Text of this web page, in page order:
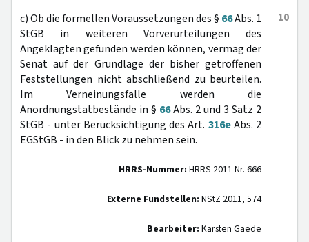
10
c) Ob die formellen Voraussetzungen des § 66Abs. 1
StGB in weiteren Vorverurteilungen des
Angeklagten gefunden werden können, vermag der
Senat auf der Grundlage der bisher getroffenen
Feststellungen nicht abschließend zu beurteilen.
Im Verneinungsfalle werden die
Anordnungstatbestände in § 66Abs. 2 und 3 Satz 2
StGB - unter Berücksichtigung des Art. 316eAbs. 2
EGStGB - in den Blick zu nehmen sein.
HRRS-Nummer: HRRS 2011 Nr. 666
Externe Fundstellen: NStZ 2011, 574
Bearbeiter: Karsten Gaede